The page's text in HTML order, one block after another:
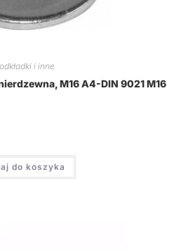
i inne
M16 A4-DIN 9021 M16
do koszyka